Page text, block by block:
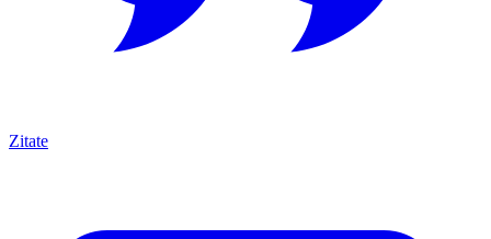
Zitate